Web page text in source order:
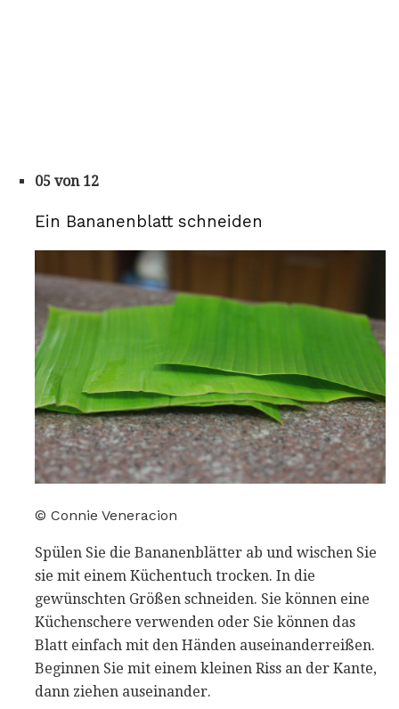
05 von 12
Ein Bananenblatt schneiden
© Connie Veneracion
Spülen Sie die Bananenblätter ab und wischen Sie
sie mit einem Küchentuch trocken. In die
gewünschten Größen schneiden. Sie können eine
Küchenschere verwenden oder Sie können das
Blatt einfach mit den Händen auseinanderreißen.
Beginnen Sie mit einem kleinen Riss an der Kante,
dann ziehen auseinander.